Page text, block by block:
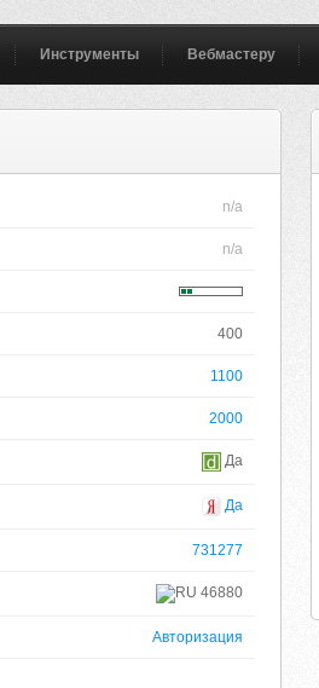
Инструменты Вебмастеру
n/a
n/a
400
1100
2000
Да
Да
731277
46880
Авторизация